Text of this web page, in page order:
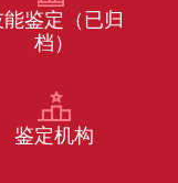
能鉴定（已归
档）
鉴定机构